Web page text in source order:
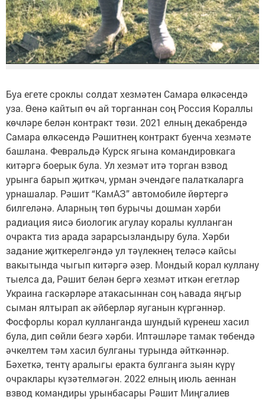
Буа егете сроклы солдат хезмәтен Самара өлкәсендә
уза. Өенә кайтып өч ай торганнан соң Россия Кораллы
көчләре белән контракт төзи. 2021 елның декабрендә
Самара өлкәсендә Рәшитнең контракт буенча хезмәте
башлана. Февральдә Курск ягына командировкага
китәргә боерык була. Ул хезмәт итә торган взвод
урынга барып җиткәч, урман эчендәге палаткаларга
урнашалар. Рәшит “КамАЗ” автомобиле йөртергә
билгеләнә. Аларның төп бурычы дошман хәрби
радиация яисә биологик агулау коралы кулланган
очракта тиз арада зарарсызландыру була. Хәрби
задание җиткерелгәндә ул тәүлекнең теләсә кайсы
вакытында чыгып китәргә әзер. Мондый корал куллану
тыелса да, Рәшит белән бергә хезмәт иткән егетләр
Украина гаскәрләре атакасыннан соң һавада яңгыр
сыман ялтырап ак әйберләр яуганын күргәннәр.
Фосфорлы корал кулланганда шундый күренеш хасил
була, дип сөйли безгә хәрби. Иптәшләре тамак төбендә
әчкелтем тәм хасил булганы турында әйткәннәр.
Бәхеткә, тентү аралыгы еракта булганга зыян күрү
очраклары күзәтелмәгән. 2022 елның июль аеннан
взвод командиры урынбасары Рәшит Миңгалиев